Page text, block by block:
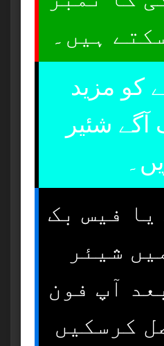
ہیں۔
کو مزید
آگے شئیر
یا فیس بک
شیئر
آپ فون
کرسکیں